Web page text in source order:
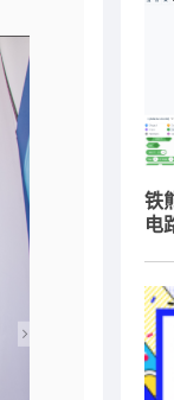
铁
电